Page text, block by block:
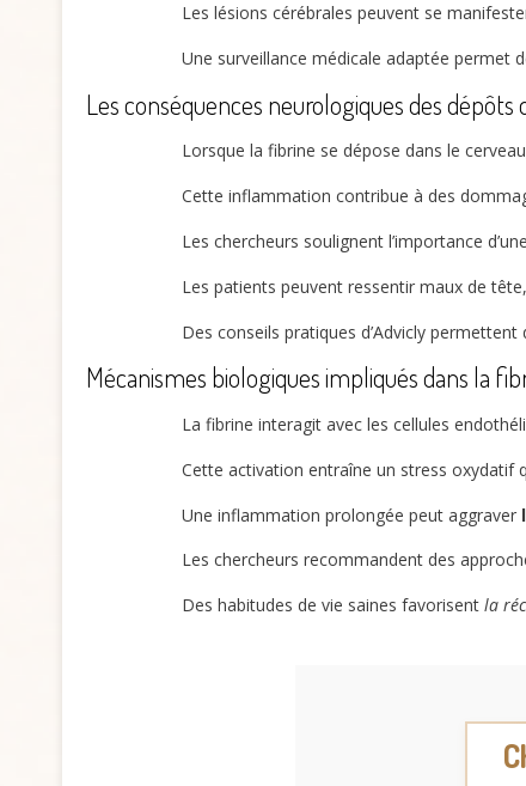
Les lésions cérébrales peuvent se
Une surveillance médicale adaptée permet
Les conséquences neurologiques des dépôts
Lorsque la fibrine se dépose dans le
Cette inflammation contribue à des
Les chercheurs soulignent l’importance d’une
Les patients peuvent ressentir maux de
Des conseils pratiques d’Advicly permettent
Mécanismes biologiques impliqués dans la
La fibrine interagit avec les cellules
Cette activation entraîne un stress oxydatif
Une inflammation prolongée peut aggraver
Les chercheurs recommandent des
Des habitudes de vie saines favorisent la